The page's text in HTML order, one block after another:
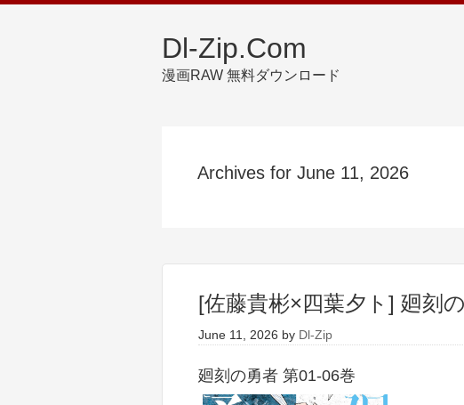
Dl-Zip.Com
漫画RAW 無料ダウンロード
Archives for June 11, 2026
[佐藤貴彬×四葉夕ト] 廻刻
June 11, 2026 by Dl-Zip
廻刻の勇者 第01-06巻